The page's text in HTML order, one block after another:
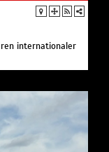
internationaler